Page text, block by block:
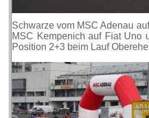
Schwarze vom MSC Adenau
MSC Kempenich auf Fiat Uno
Position 2+3 beim Lauf